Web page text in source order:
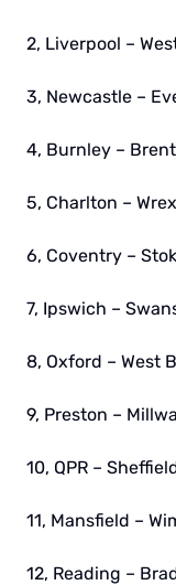
2, Liverpool –
3, Newcastle –
4, Burnley –
5, Charlton –
6, Coventry –
7, Ipswich –
8, Oxford – West
9, Preston –
10, QPR –
11, Mansfield –
12, Reading –